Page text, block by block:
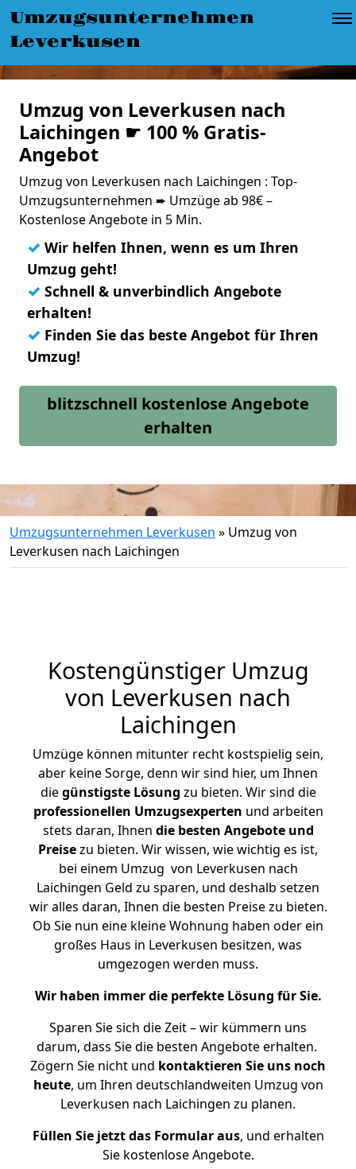
Umzugsunternehmen
Leverkusen
Umzug von Leverkusen nach
Laichingen ☛ 100 % Gratis-
Angebot
Umzug von Leverkusen nach Laichingen : Top-
Umzugsunternehmen ➨ Umzüge ab 98€ –
Kostenlose Angebote in 5 Min.
✓ Wir helfen Ihnen, wenn es um Ihren
Umzug geht!
✓ Schnell & unverbindlich Angebote
erhalten!
✓ Finden Sie das beste Angebot für Ihren
Umzug!
blitzschnell kostenlose Angebote
erhalten
Umzugsunternehmen Leverkusen » Umzug von
Leverkusen nach Laichingen
Kostengünstiger Umzug
von Leverkusen nach
Laichingen
Umzüge können mitunter recht kostspielig sein,
aber keine Sorge, denn wir sind hier, um Ihnen
diegünstigste Lösung zu bieten. Wir sind die
professionellen Umzugsexperten und arbeiten
stets daran, Ihnen die besten Angebote und
Preisezu bieten. Wir wissen, wie wichtig es ist,
bei einem Umzug von Leverkusen nach
Laichingen Geld zu sparen, und deshalb setzen
wir alles daran, Ihnen die besten Preise zu bieten.
Ob Sie nun eine kleine Wohnung haben oder ein
großes Haus in Leverkusen besitzen, was
umgezogen werden muss.
Wir haben immer die perfekte Lösung für Sie.
Sparen Sie sich die Zeit – wir kümmern uns
darum, dass Sie die besten Angebote erhalten.
Zögern Sie nicht und kontaktieren Sie uns noch
heute, um Ihren deutschlandweiten Umzug von
Leverkusen nach Laichingen zu planen.
Füllen Sie jetzt das Formular aus, und erhalten
Sie kostenlose Angebote.